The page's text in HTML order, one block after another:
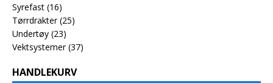
Syrefast (16)
Tørrdrakter (25)
Undertøy (23)
Vektsystemer (37)
HANDLEKURV